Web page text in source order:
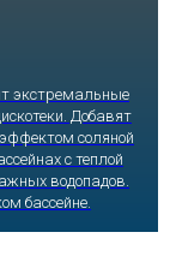
экстремальные
Добавят
соляной
с теплой
водопадов.
бассейне.